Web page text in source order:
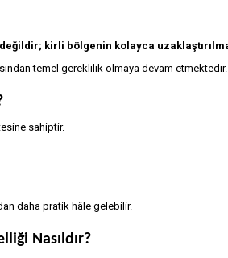
kirli bölgenin kolayca
temel gereklilik olmaya devam etmektedir.
sahiptir.
daha pratik hâle gelebilir.
Nasıldır?